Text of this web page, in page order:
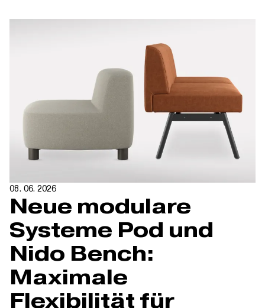
08. 06. 2026
Neue modulare
Systeme Pod und
Nido Bench:
Maximale
Flexibilität für